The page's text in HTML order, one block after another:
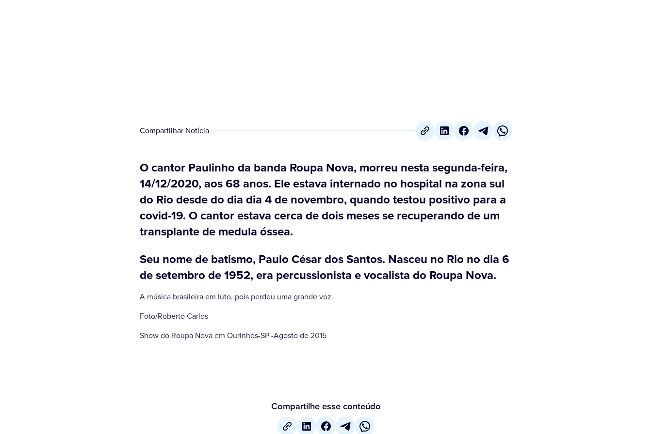
Compartilhar Notícia
O cantor Paulinho da banda Roupa Nova, morreu nesta segunda-feira,
14/12/2020, aos 68 anos. Ele estava internado no hospital na zona sul
do Rio desde do dia dia 4 de novembro, quando testou positivo para a
covid-19. O cantor estava cerca de dois meses se recuperando de um
transplante de medula óssea.
Seu nome de batismo, Paulo César dos Santos. Nasceu no Rio no dia 6
de setembro de 1952, era percussionista e vocalista do Roupa Nova.
A música brasileira em luto, pois perdeu uma grande voz.
Foto/Roberto Carlos
Show do Roupa Nova em Ourinhos-SP -Agosto de 2015
Compartilhe esse conteúdo